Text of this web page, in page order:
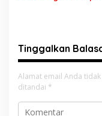
Tinggalkan
Alamat email Anda
ditandai *